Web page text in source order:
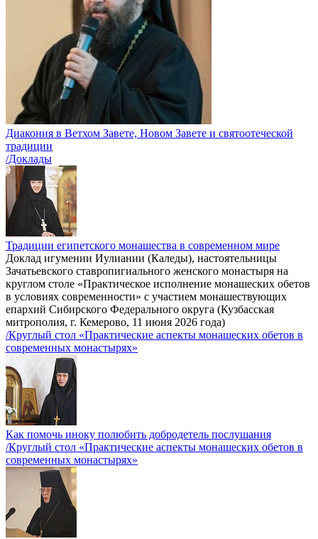
Диакония в Ветхом Завете, Новом Завете и святоотеческой
традиции
/Доклады
Традиции египетского монашества в современном мире
Доклад игумении Иулиании (Каледы), настоятельницы
Зачатьевского ставропигиального женского монастыря на
круглом столе «Практическое исполнение монашеских обетов
в условиях современности» с участием монашествующих
епархий Сибирского Федерального округа (Кузбасская
митрополия, г. Кемерово, 11 июня 2026 года)
/Круглый стол «Практические аспекты монашеских обетов в
современных монастырях»
Как помочь иноку полюбить добродетель послушания
/Круглый стол «Практические аспекты монашеских обетов в
современных монастырях»